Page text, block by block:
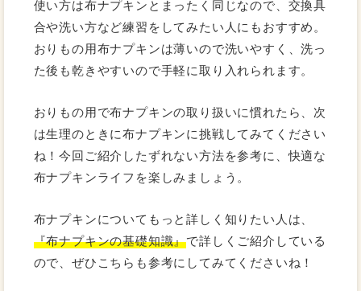
使い方は布ナプキンとまったく同じなので、交換具
合や洗い方など練習をしてみたい人にもおすすめ。
おりもの用布ナプキンは薄いので洗いやすく、洗っ
た後も乾きやすいので手軽に取り入れられます。
おりもの用で布ナプキンの取り扱いに慣れたら、次
は生理のときに布ナプキンに挑戦してみてください
ね！今回ご紹介したずれない方法を参考に、快適な
布ナプキンライフを楽しみましょう。
布ナプキンについてもっと詳しく知りたい人は、
『布ナプキンの基礎知識』で詳しくご紹介している
ので、ぜひこちらも参考にしてみてくださいね！